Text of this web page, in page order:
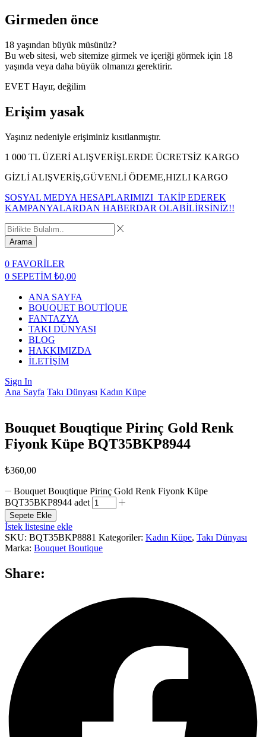
Girmeden önce
18 yaşından büyük müsünüz?
Bu web sitesi, web sitemize girmek ve içeriği görmek için 18
yaşında veya daha büyük olmanızı gerektirir.
EVET Hayır, değilim
Erişim yasak
Yaşınız nedeniyle erişiminiz kısıtlanmıştır.
1 000 TL ÜZERİ ALIŞVERİŞLERDE ÜCRETSİZ KARGO
GİZLİ ALIŞVERİŞ,GÜVENLİ ÖDEME,HIZLI KARGO
SOSYAL MEDYA HESAPLARIMIZI TAKİP EDEREK
KAMPANYALARDAN HABERDAR OLABİLİRSİNİZ!!
Arama
0 FAVORİLER
0 SEPETİM ₺0,00
ANA SAYFA
BOUQUET BOUTİQUE
FANTAZYA
TAKI DÜNYASI
BLOG
HAKKIMIZDA
İLETİŞİM
Sign In
Ana Sayfa Takı Dünyası Kadın Küpe
Bouquet Bouqtique Pirinç Gold Renk
Fiyonk Küpe BQT35BKP8944
₺360,00
Bouquet Bouqtique Pirinç Gold Renk Fiyonk Küpe
BQT35BKP8944 adet
Sepete Ekle
İstek listesine ekle
SKU: BQT35BKP8881 Kategoriler: Kadın Küpe, Takı Dünyası
Marka: Bouquet Boutique
Share: